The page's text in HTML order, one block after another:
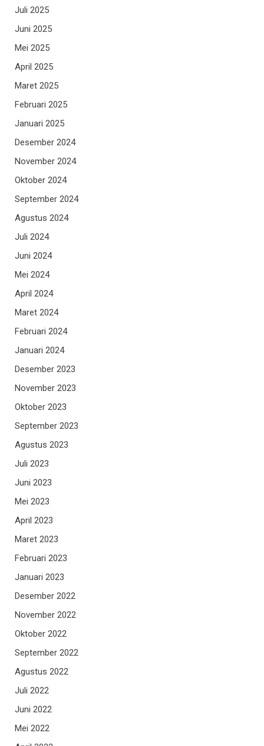
Juli 2025
Juni 2025
Mei 2025
April 2025
Maret 2025
Februari 2025
Januari 2025
Desember 2024
November 2024
Oktober 2024
September 2024
Agustus 2024
Juli 2024
Juni 2024
Mei 2024
April 2024
Maret 2024
Februari 2024
Januari 2024
Desember 2023
November 2023
Oktober 2023
September 2023
Agustus 2023
Juli 2023
Juni 2023
Mei 2023
April 2023
Maret 2023
Februari 2023
Januari 2023
Desember 2022
November 2022
Oktober 2022
September 2022
Agustus 2022
Juli 2022
Juni 2022
Mei 2022